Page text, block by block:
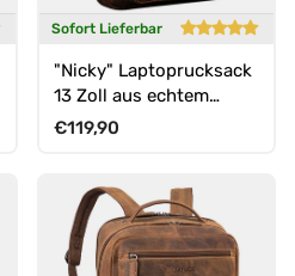
Sofort Lieferbar
"Nicky" Laptoprucksack
13 Zoll aus echtem
Leder Mittel-Groß
Normaler Preis
€119,90